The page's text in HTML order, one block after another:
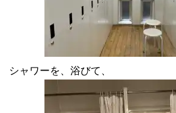
シャワーを、浴びて、